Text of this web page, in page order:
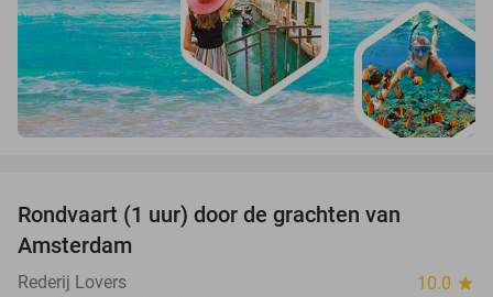
Rondvaart (1 uur) door de grachten van
Amsterdam
Rederij Lovers 10.0 star